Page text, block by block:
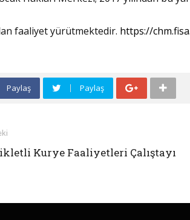
faaliyet yürütmektedir. https://
Paylaş Paylaş
Kurye Faaliyetleri Çalıştayı